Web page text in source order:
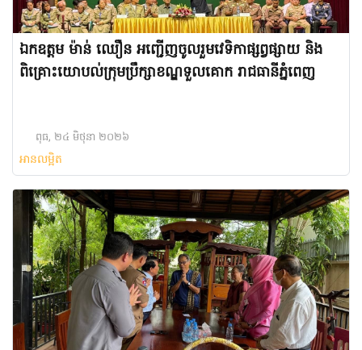
ឯកឧត្តម ម៉ាន់ ឈឿន អញ្ជើញចូលរួមវេទិកាផ្សព្វផ្សាយ និង
ពិគ្រោះយោបល់ក្រុមប្រឹក្សាខណ្ឌទួលគោក រាជធានីភ្នំពេញ
ពុធ, ២៤ មិថុនា ២០២៦
អានលម្អិត